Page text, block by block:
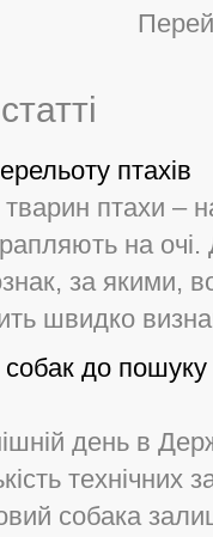
птахів
птахи –
на очі.
за якими,
швидко
до
день в
собака